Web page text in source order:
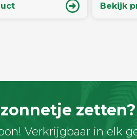
Bekijk
zetten?
Verkrijgbaar in elk